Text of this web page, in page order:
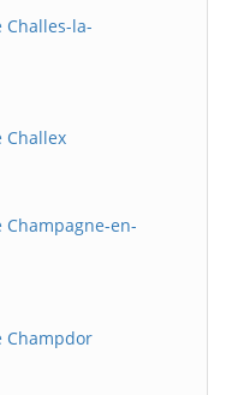
la-
Challex
en-
Champdor